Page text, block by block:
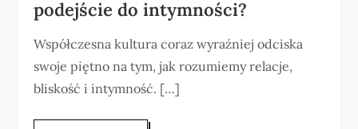
podejście do intymności?
Współczesna kultura coraz wyraźniej odciska
swoje piętno na tym, jak rozumiemy relacje,
bliskość i intymność. […]